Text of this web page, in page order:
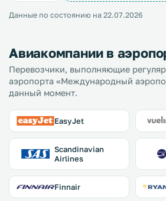
Данные по состоянию на 22.07.2026
Авиакомпании в
Перевозчики, выполняющие
аэропорта «Международный
данный момент.
EasyJet
Scandinavian
Airlines
Finnair